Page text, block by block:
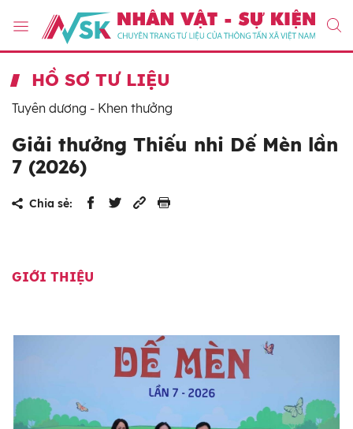
HỒ SƠ TƯ LIỆU
Tuyên dương - Khen thưởng
Giải thưởng Thiếu nhi Dế Mèn lần
7 (2026)
Chia sẻ:
GIỚI THIỆU